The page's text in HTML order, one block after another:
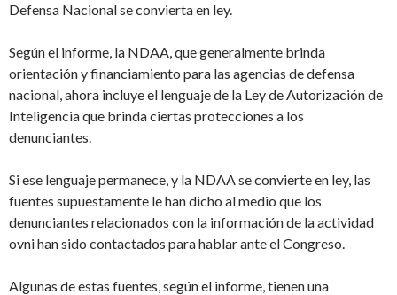
Defensa Nacional se convierta en ley.
Según el informe, la NDAA, que generalmente brinda
orientación y financiamiento para las agencias de defensa
nacional, ahora incluye el lenguaje de la Ley de Autorización de
Inteligencia que brinda ciertas protecciones a los
denunciantes.
Si ese lenguaje permanece, y la NDAA se convierte en ley, las
fuentes supuestamente le han dicho al medio que los
denunciantes relacionados con la información de la actividad
ovni han sido contactados para hablar ante el Congreso.
Algunas de estas fuentes, según el informe, tienen una